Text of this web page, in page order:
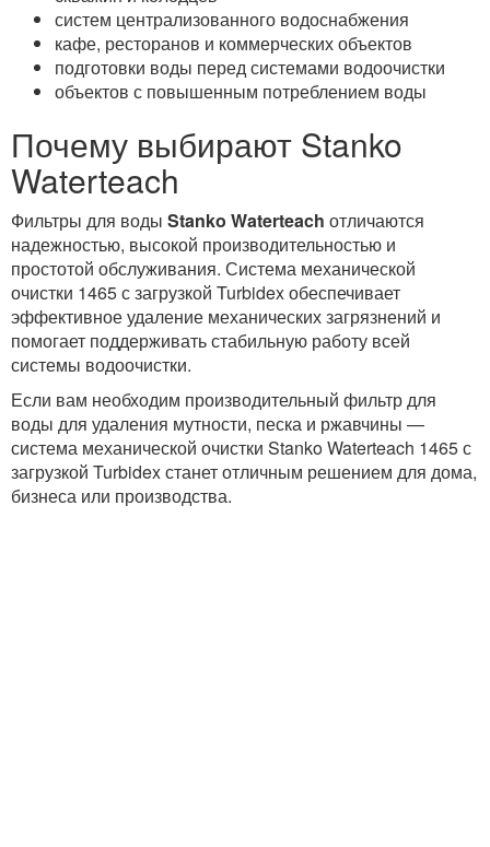
систем централизованного водоснабжения
кафе, ресторанов и коммерческих объектов
подготовки воды перед системами водоочистки
объектов с повышенным потреблением воды
Почему выбирают Stanko
Waterteach
Фильтры для воды Stanko Waterteach отличаются
надежностью, высокой производительностью и
простотой обслуживания. Система механической
очистки 1465 с загрузкой Turbidex обеспечивает
эффективное удаление механических загрязнений и
помогает поддерживать стабильную работу всей
системы водоочистки.
Если вам необходим производительный фильтр для
воды для удаления мутности, песка и ржавчины —
система механической очистки Stanko Waterteach 1465 с
загрузкой Turbidex станет отличным решением для дома,
бизнеса или производства.